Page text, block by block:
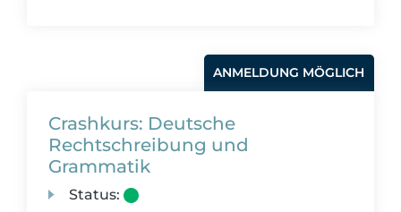
ANMELDUNG MÖGLICH
Crashkurs: Deutsche
Rechtschreibung und
Grammatik
Status: